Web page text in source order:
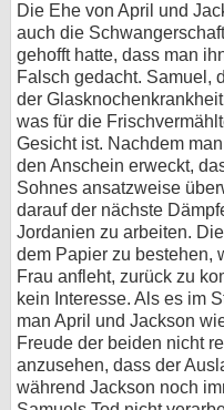
Die Ehe von April und
auch die
gehofft hatte, dass man
Falsch gedacht. Samuel,
der
was für die
Gesicht ist. Nachdem
den Anschein erweckt,
Sohnes ansatzweise
darauf der nächste
Jordanien zu arbeiten.
dem Papier zu bestehen,
Frau anfleht, zurück zu
kein Interesse. Als es im
man April und Jackson
Freude der beiden nicht
anzusehen, dass der
während Jackson noch